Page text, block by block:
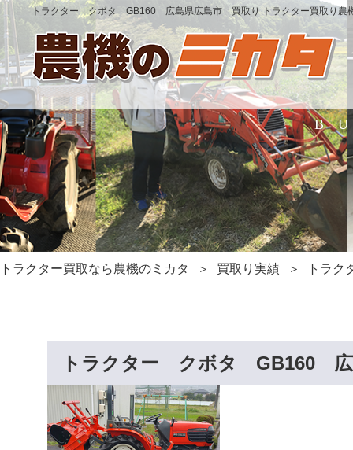
トラクター クボタ GB160 広島県広島市 買取り トラクター買取り農
トラクター買取なら農機のミカタ 買取り実績 トラ
トラクター クボタ GB160